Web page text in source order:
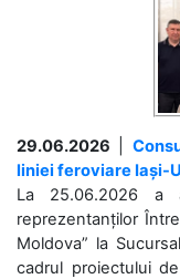
29.06.2026
liniei feroviare Iași-
La 25.06.2026
reprezentanților
Moldova” la
cadrul proiectului